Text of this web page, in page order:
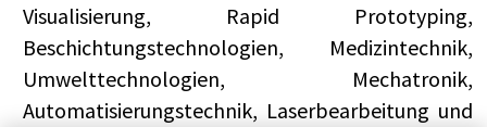
Visualisierung, Rapid Prototyping,
Beschichtungstechnologien, Medizintechnik,
Umwelttechnologien, Mechatronik,
Automatisierungstechnik, Laserbearbeitung und